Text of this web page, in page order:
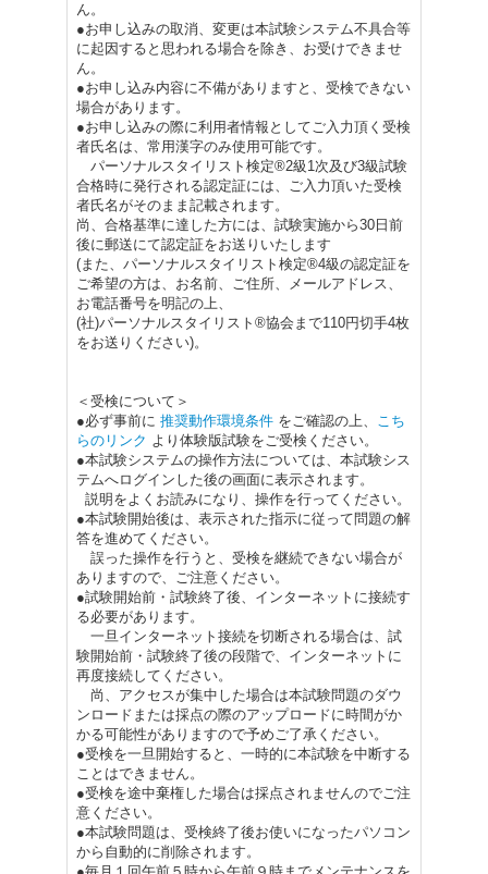
ん。
●お申し込みの取消、変更は本試験システム不具合等
に起因すると思われる場合を除き、お受けできませ
ん。
●お申し込み内容に不備がありますと、受検できない
場合があります。
●お申し込みの際に利用者情報としてご入力頂く受検
者氏名は、常用漢字のみ使用可能です。
パーソナルスタイリスト検定®2級1次及び3級試験
合格時に発行される認定証には、ご入力頂いた受検
者氏名がそのまま記載されます。
尚、合格基準に達した方には、試験実施から30日前
後に郵送にて認定証をお送りいたします
(また、パーソナルスタイリスト検定®4級の認定証を
ご希望の方は、お名前、ご住所、メールアドレス、
お電話番号を明記の上、
(社)パーソナルスタイリスト®協会まで110円切手4枚
をお送りください)。
＜受検について＞
●必ず事前に 推奨動作環境条件をご確認の上、 こち
らのリンク より体験版試験をご受検ください。
●本試験システムの操作方法については、本試験シス
テムへログインした後の画面に表示されます。
説明をよくお読みになり、操作を行ってください。
●本試験開始後は、表示された指示に従って問題の解
答を進めてください。
誤った操作を行うと、受検を継続できない場合が
ありますので、ご注意ください。
●試験開始前・試験終了後、インターネットに接続す
る必要があります。
一旦インターネット接続を切断される場合は、試
験開始前・試験終了後の段階で、インターネットに
再度接続してください。
尚、アクセスが集中した場合は本試験問題のダウ
ンロードまたは採点の際のアップロードに時間がか
かる可能性がありますので予めご了承ください。
●受検を一旦開始すると、一時的に本試験を中断する
ことはできません。
●受検を途中棄権した場合は採点されませんのでご注
意ください。
●本試験問題は、受検終了後お使いになったパソコン
から自動的に削除されます。